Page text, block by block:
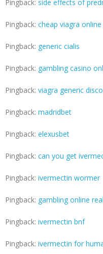
Pingback: side effects of
Pingback: cheap viagra online
Pingback: generic cialis
Pingback: gambling casino
Pingback: viagra generic
Pingback: madridbet
Pingback: elexusbet
Pingback: can you get
Pingback: ivermectin wormer
Pingback: gambling online
Pingback: ivermectin bnf
Pingback: ivermectin for